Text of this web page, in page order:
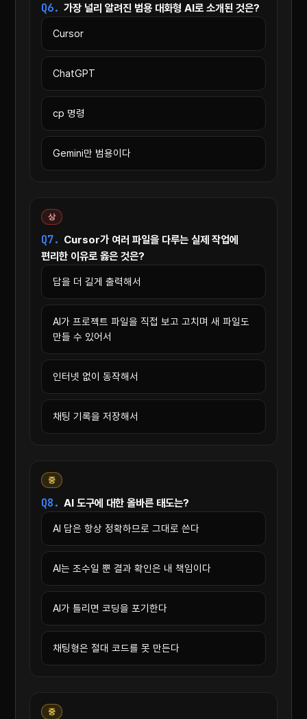
Q6. 가장 널리 알려진 범용 대화형 AI로 소개된 것은?
Cursor
ChatGPT
cp 명령
Gemini만 범용이다
상
Q7. Cursor가 여러 파일을 다루는 실제 작업에
편리한 이유로 옳은 것은?
답을 더 길게 출력해서
AI가 프로젝트 파일을 직접 보고 고치며 새 파일도
만들 수 있어서
인터넷 없이 동작해서
채팅 기록을 저장해서
중
Q8. AI 도구에 대한 올바른 태도는?
AI 답은 항상 정확하므로 그대로 쓴다
AI는 조수일 뿐 결과 확인은 내 책임이다
AI가 틀리면 코딩을 포기한다
채팅형은 절대 코드를 못 만든다
중